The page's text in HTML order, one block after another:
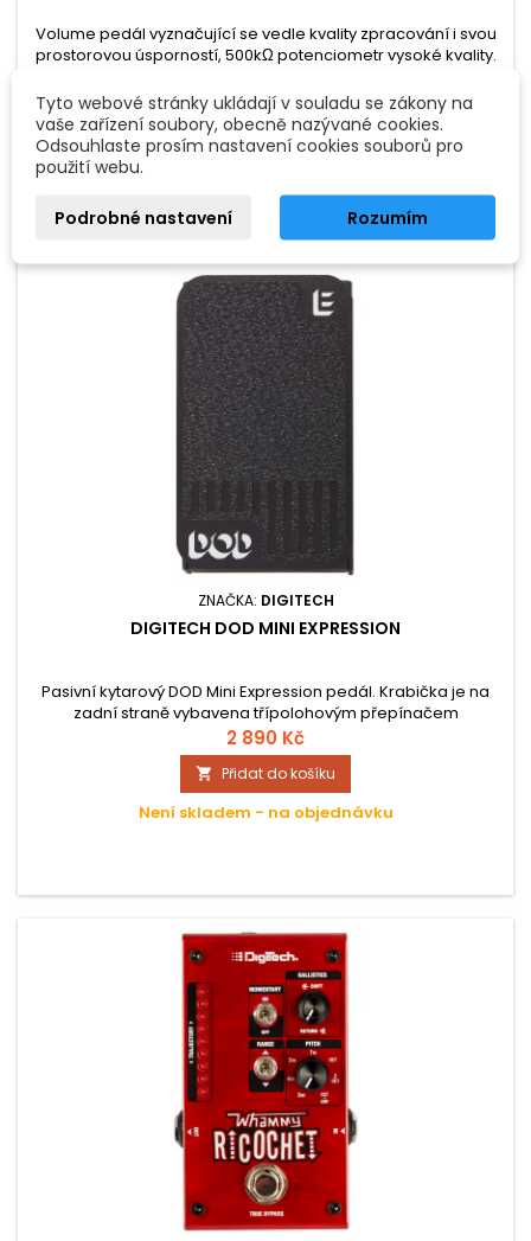
Volume pedál vyznačující se vedle kvality zpracování i svou
prostorovou úsporností, 500kΩ potenciometr vysoké kvality.
 Přidat do košíku
Není skladem - na objednávku
ZNAČKA: DIGITECH
DIGITECH DOD MINI EXPRESSION
Pasivní kytarový DOD Mini Expression pedál. Krabička je na
zadní straně vybavena třípolohovým přepínačem
TRS/TS/RTS, díky čemuž bude kompatibilní s většinou efektů a
dalšího vybavení.
2 890 Kč
 Přidat do košíku
Není skladem - na objednávku
Tyto webové stránky ukládají v souladu se zákony na
vaše zařízení soubory, obecně nazývané cookies.
Odsouhlaste prosím nastavení cookies souborů pro
použití webu.
Podrobné nastavení Rozumím